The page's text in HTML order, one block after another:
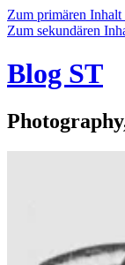
Zum primären Inhalt
Zum sekundären
Blog ST